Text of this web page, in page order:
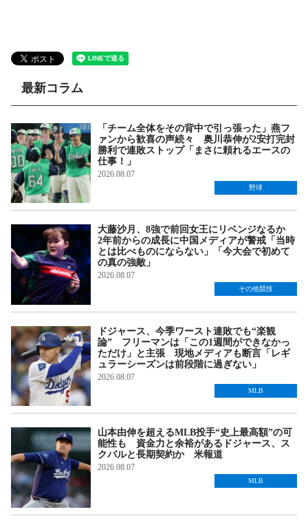
最新コラム
「チーム全体をその背中で引っ張った」燕フ
ァンから歓喜の声続々 奥川恭伸が2安打完封
勝利で連敗ストップ「まさに頼れるエースの
仕事！」
2026.08.07
野球
大藤沙月、8強で前回女王にリベンジなるか
2年前からの成長に中国メディアが警戒「当時
とは比べものにならない」「今大会で初めて
の真の強敵」
2026.08.07
その他競技
ドジャース、今季ワースト連敗でも“楽観
論” フリーマンは「この1週間ができなかっ
ただけ」と主張 現地メディアも断言「レギ
ュラーシーズンは前段階に過ぎない」
2026.08.07
MLB
山本由伸を超えるMLB投手“史上最高額”の可
能性も 資金力と余裕があるドジャース、ス
クバルと長期契約か 米報道
2026.08.07
MLB